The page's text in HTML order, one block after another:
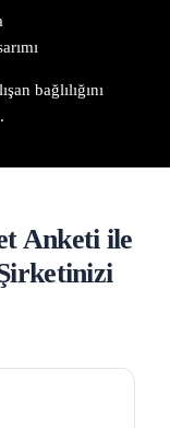
bağlılığını
Anketi ile